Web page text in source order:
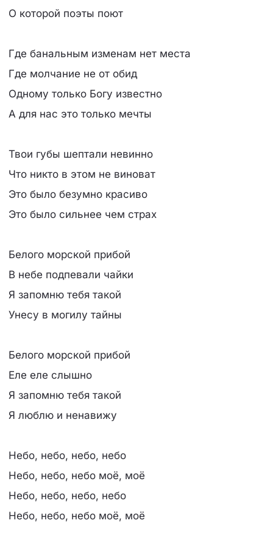
О которой поэты поют
Где банальным изменам нет места
Где молчание не от обид
Одному только Богу известно
А для нас это только мечты
Твои губы шептали невинно
Что никто в этом не виноват
Это было безумно красиво
Это было сильнее чем страх
Белого морской прибой
В небе подпевали чайки
Я запомню тебя такой
Унесу в могилу тайны
Белого морской прибой
Еле еле слышно
Я запомню тебя такой
Я люблю и ненавижу
Небо, небо, небо, небо
Небо, небо, небо моё, моё
Небо, небо, небо, небо
Небо, небо, небо моё, моё